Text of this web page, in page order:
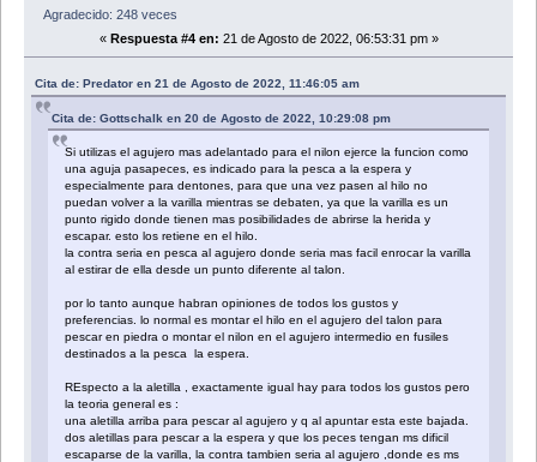
Agradecido: 248 veces
« Respuesta #4 en: 21 de Agosto de 2022, 06:53:31 pm »
Cita de: Predator en 21 de Agosto de 2022, 11:46:05 am
Cita de: Gottschalk en 20 de Agosto de 2022, 10:29:08 pm
Si utilizas el agujero mas adelantado para el nilon ejerce la funcion como
una aguja pasapeces, es indicado para la pesca a la espera y
especialmente para dentones, para que una vez pasen al hilo no
puedan volver a la varilla mientras se debaten, ya que la varilla es un
punto rigido donde tienen mas posibilidades de abrirse la herida y
escapar. esto los retiene en el hilo.
la contra seria en pesca al agujero donde seria mas facil enrocar la varilla
al estirar de ella desde un punto diferente al talon.
por lo tanto aunque habran opiniones de todos los gustos y
preferencias. lo normal es montar el hilo en el agujero del talon para
pescar en piedra o montar el nilon en el agujero intermedio en fusiles
destinados a la pesca la espera.
REspecto a la aletilla , exactamente igual hay para todos los gustos pero
la teoria general es :
una aletilla arriba para pescar al agujero y q al apuntar esta este bajada.
dos aletillas para pescar a la espera y que los peces tengan ms dificil
escaparse de la varilla, la contra tambien seria al agujero ,donde es ms